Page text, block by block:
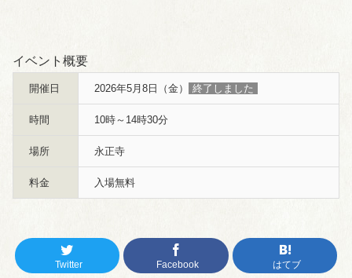
イベント概要
開催日 2026年5月8日（金） 終了しました
時間 10時～14時30分
場所 永正寺
料金 入場無料
Twitter Facebook はてブ